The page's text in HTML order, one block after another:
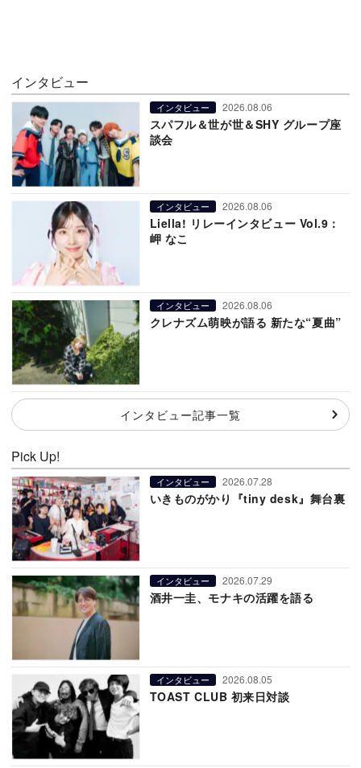
インタビュー
インタビュー 2026.08.06
スパフル＆世が世＆SHY グループ座
談会
インタビュー 2026.08.06
Liella! リレーインタビュー Vol.9：
岬 なこ
インタビュー 2026.08.06
クレナズム萌映が語る 新たな“夏曲”
インタビュー記事一覧
Pick Up!
インタビュー 2026.07.28
いきものがかり『tiny desk』舞台裏
インタビュー 2026.07.29
酒井一圭、モナキの活躍を語る
インタビュー 2026.08.05
TOAST CLUB 初来日対談